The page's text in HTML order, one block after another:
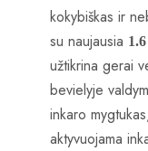
kokybiškas ir
su naujausia 1.6
užtikrina gerai
bevielyje
inkaro
aktyvuojama